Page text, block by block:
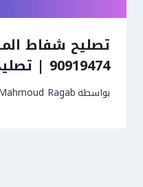
تصليح شفاط
90919474 | تصليح شفاطات مركزية
بواسطةRagab